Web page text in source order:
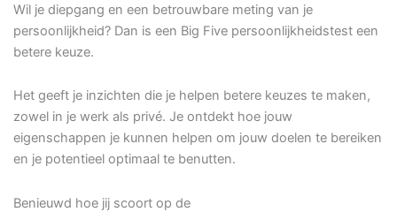
Wil je diepgang en een betrouwbare meting van je
persoonlijkheid? Dan is een Big Five persoonlijkheidstest een
betere keuze.
Het geeft je inzichten die je helpen betere keuzes te maken,
zowel in je werk als privé. Je ontdekt hoe jouw
eigenschappen je kunnen helpen om jouw doelen te bereiken
en je potentieel optimaal te benutten.
Benieuwd hoe jij scoort op de